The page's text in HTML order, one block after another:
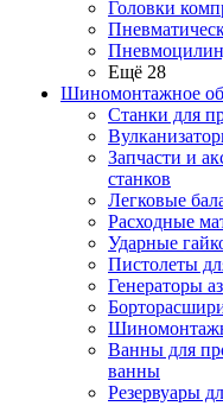
Головки
Ещё 28
Шиномонтажное
Станки для
Запчасти и
станков
Легковые
Расходные
Ударные
Пистолеты
Генераторы
Ванны для
ванны
Резервуары